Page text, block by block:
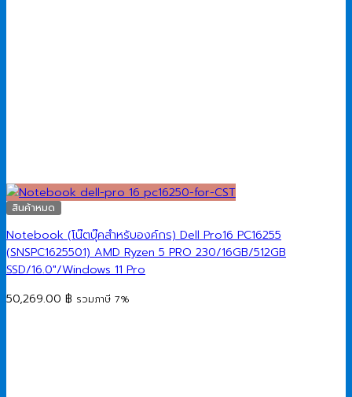
สินค้าหมด
Notebook (โน๊ตบุ๊คสำหรับองค์กร) Dell Pro16 PC16255
(SNSPC1625501) AMD Ryzen 5 PRO 230/16GB/512GB
SSD/16.0″/Windows 11 Pro
50,269.00 ฿ รวมภาษี 7%